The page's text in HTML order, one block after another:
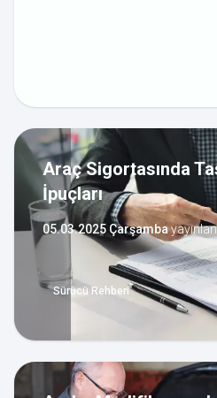
Araç Sigortasında
İpuçları
05.03.2025 Çarşamba
Sürücü Rehberi